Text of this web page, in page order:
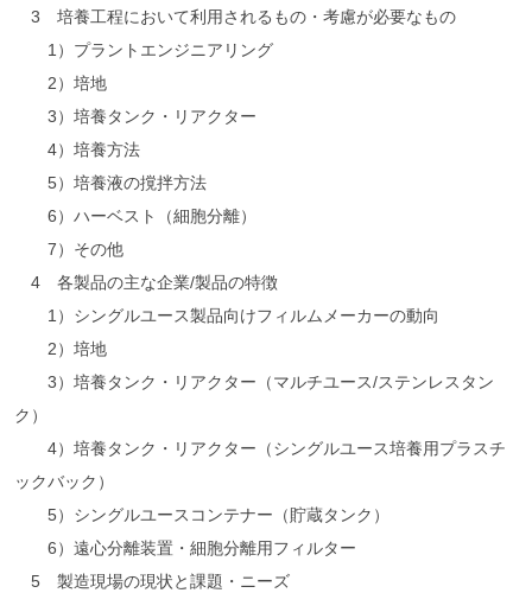
3 培養工程において利用されるもの・考慮が必要なもの
1）プラントエンジニアリング
2）培地
3）培養タンク・リアクター
4）培養方法
5）培養液の撹拌方法
6）ハーベスト（細胞分離）
7）その他
4 各製品の主な企業/製品の特徴
1）シングルユース製品向けフィルムメーカーの動向
2）培地
3）培養タンク・リアクター（マルチユース/ステンレスタン
ク）
4）培養タンク・リアクター（シングルユース培養用プラスチ
ックバック）
5）シングルユースコンテナー（貯蔵タンク）
6）遠心分離装置・細胞分離用フィルター
5 製造現場の現状と課題・ニーズ